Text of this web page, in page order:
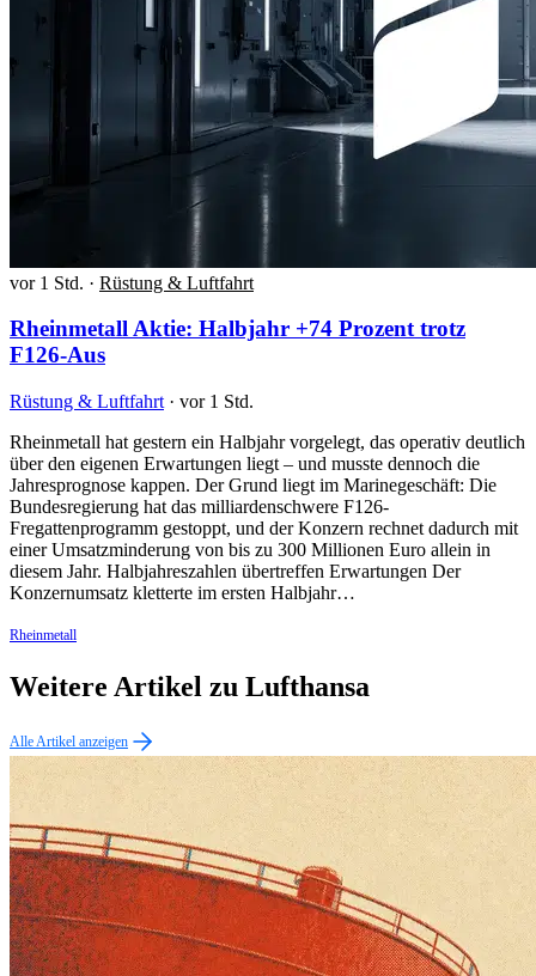
vor 1 Std. · Rüstung & Luftfahrt
Rheinmetall Aktie: Halbjahr +74 Prozent trotz
F126-Aus
Rüstung & Luftfahrt · vor 1 Std.
Rheinmetall hat gestern ein Halbjahr vorgelegt, das operativ deutlich
über den eigenen Erwartungen liegt – und musste dennoch die
Jahresprognose kappen. Der Grund liegt im Marinegeschäft: Die
Bundesregierung hat das milliardenschwere F126-
Fregattenprogramm gestoppt, und der Konzern rechnet dadurch mit
einer Umsatzminderung von bis zu 300 Millionen Euro allein in
diesem Jahr. Halbjahreszahlen übertreffen Erwartungen Der
Konzernumsatz kletterte im ersten Halbjahr…
Rheinmetall
Weitere Artikel zu Lufthansa
Alle Artikel anzeigen